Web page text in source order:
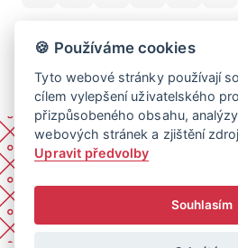
🍪 Používáme cookies
Tyto webové stránky používají
cílem vylepšení uživatelského
přizpůsobeného obsahu,
webových stránek a zjištění
Upravit předvolby
Souhlasím